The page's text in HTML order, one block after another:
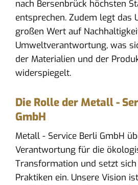
nach Bersenbrück höchsten
entsprechen. Zudem legt das
großen Wert auf
Umweltverantwortung, was
der Materialien und der
widerspiegelt.
Die Rolle der Metall -
GmbH
Metall - Service Berli GmbH
Verantwortung für die
Transformation und setzt
Praktiken ein. Unsere Vision